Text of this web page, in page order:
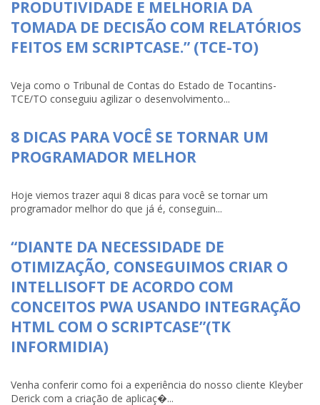
PRODUTIVIDADE E MELHORIA DA
TOMADA DE DECISÃO COM RELATÓRIOS
FEITOS EM SCRIPTCASE.” (TCE-TO)
Veja como o Tribunal de Contas do Estado de Tocantins-
TCE/TO conseguiu agilizar o desenvolvimento...
8 DICAS PARA VOCÊ SE TORNAR UM
PROGRAMADOR MELHOR
Hoje viemos trazer aqui 8 dicas para você se tornar um
programador melhor do que já é, conseguin...
“DIANTE DA NECESSIDADE DE
OTIMIZAÇÃO, CONSEGUIMOS CRIAR O
INTELLISOFT DE ACORDO COM
CONCEITOS PWA USANDO INTEGRAÇÃO
HTML COM O SCRIPTCASE”(TK
INFORMIDIA)
Venha conferir como foi a experiência do nosso cliente Kleyber
Derick com a criação de aplicaç�...